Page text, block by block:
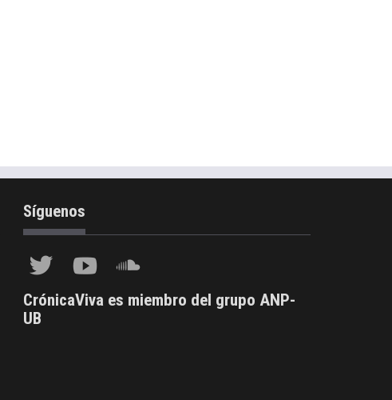
Síguenos
CrónicaViva es miembro del grupo ANP-
UB